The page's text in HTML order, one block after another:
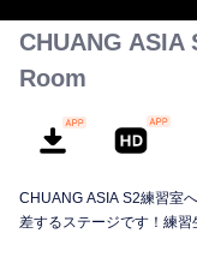
CHUANG
Room
CHUANG ASIA S2練習室
差するステージです！練